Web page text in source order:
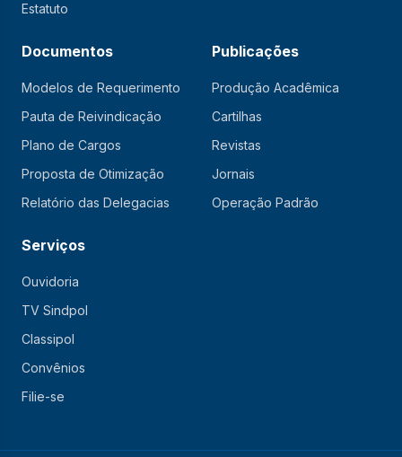
Estatuto
Documentos
Modelos de Requerimento
Pauta de Reivindicação
Plano de Cargos
Proposta de Otimização
Relatório das Delegacias
Publicações
Produção Acadêmica
Cartilhas
Revistas
Jornais
Operação Padrão
Serviços
Ouvidoria
TV Sindpol
Classipol
Convênios
Filie-se